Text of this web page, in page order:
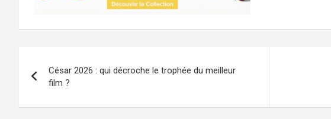
de
l’article
César 2026 : qui décroche le trophée du meilleur
film ?